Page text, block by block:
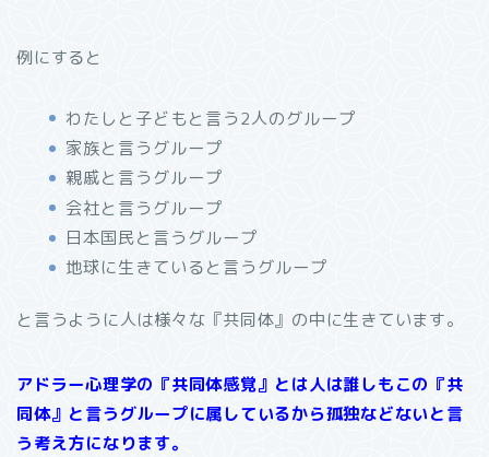
例にすると
わたしと子どもと言う2人のグループ
家族と言うグループ
親戚と言うグループ
会社と言うグループ
日本国民と言うグループ
地球に生きていると言うグループ
と言うように人は様々な『共同体』の中に生きています。
アドラー心理学の『共同体感覚』とは人は誰しもこの『共
同体』と言うグループに属しているから孤独などないと言
う考え方になります。